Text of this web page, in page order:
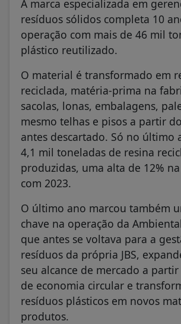
A marca especializada em
resíduos sólidos completa 10
operação com mais de 46 mil
plástico reutilizado.
O material é transformado em
reciclada, matéria-prima na
sacolas, lonas, embalagens,
mesmo telhas e pisos a partir
antes descartado. Só no último
4,1 mil toneladas de resina
produzidas, uma alta de 12%
com 2023.
O último ano marcou também
chave na operação da
que antes se voltava para a
resíduos da própria JBS,
seu alcance de mercado a
de economia circular e
resíduos plásticos em novos
produtos.